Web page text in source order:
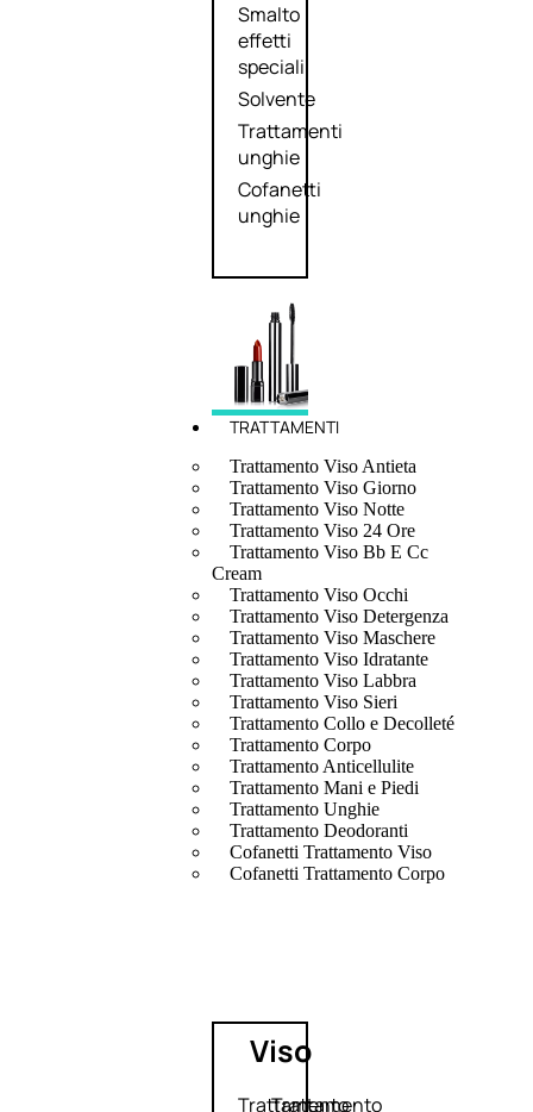
Smalto
effetti
speciali
Solvente
Trattamenti
unghie
Cofanetti
unghie
TRATTAMENTI
Trattamento Viso Antieta
Trattamento Viso Giorno
Trattamento Viso Notte
Trattamento Viso 24 Ore
Trattamento Viso Bb E Cc
Cream
Trattamento Viso Occhi
Trattamento Viso Detergenza
Trattamento Viso Maschere
Trattamento Viso Idratante
Trattamento Viso Labbra
Trattamento Viso Sieri
Trattamento Collo e Decolleté
Trattamento Corpo
Trattamento Anticellulite
Trattamento Mani e Piedi
Trattamento Unghie
Trattamento Deodoranti
Cofanetti Trattamento Viso
Cofanetti Trattamento Corpo
Viso
Trattamento
Trattamento